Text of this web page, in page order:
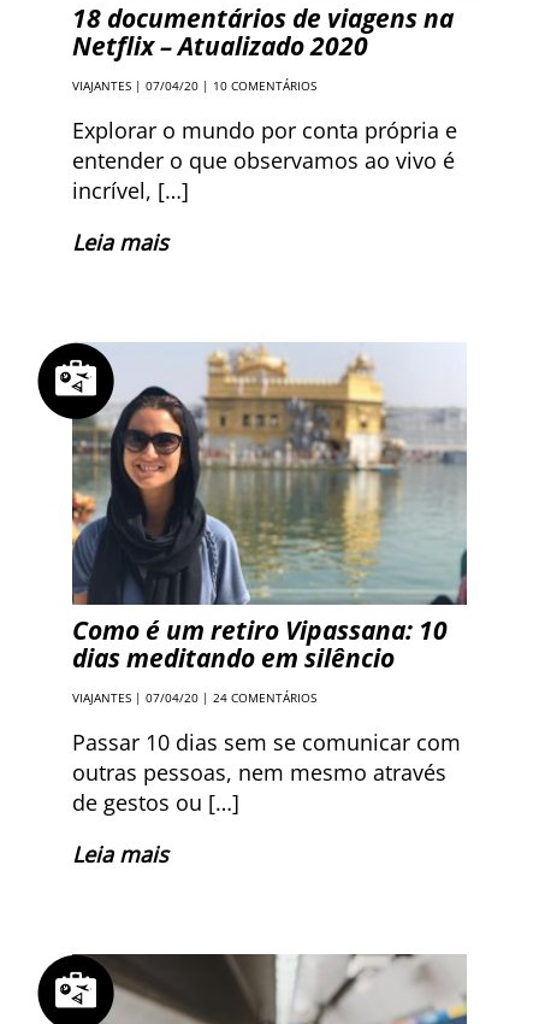
18 documentários de viagens na
Netflix – Atualizado 2020
VIAJANTES | 07/04/20 | 10 COMENTÁRIOS
Explorar o mundo por conta própria e
entender o que observamos ao vivo é
incrível, […]
Leia mais
Como é um retiro Vipassana: 10
dias meditando em silêncio
VIAJANTES | 07/04/20 | 24 COMENTÁRIOS
Passar 10 dias sem se comunicar com
outras pessoas, nem mesmo através
de gestos ou […]
Leia mais